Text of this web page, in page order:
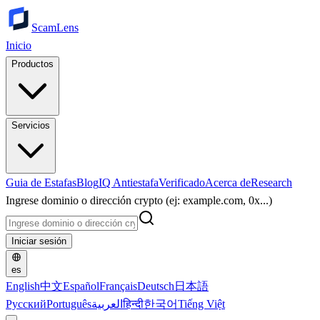
ScamLens
Inicio
Productos
Servicios
Guia de EstafasBlogIQ AntiestafaVerificadoAcerca deResearch
Ingrese dominio o dirección crypto (ej: example.com, 0x...)
Iniciar sesión
es
English中文EspañolFrançaisDeutsch 日本語
РусскийPortuguêsالعربيةहिन्दी한국어Tiếng Việt